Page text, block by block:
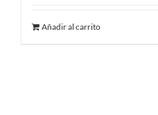
Añadir al carrito